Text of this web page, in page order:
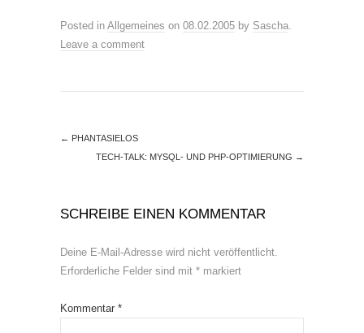
Posted in Allgemeines on 08.02.2005 by Sascha.
Leave a comment
← PHANTASIELOS
TECH-TALK: MYSQL- UND PHP-OPTIMIERUNG →
SCHREIBE EINEN KOMMENTAR
Deine E-Mail-Adresse wird nicht veröffentlicht.
Erforderliche Felder sind mit * markiert
Kommentar *